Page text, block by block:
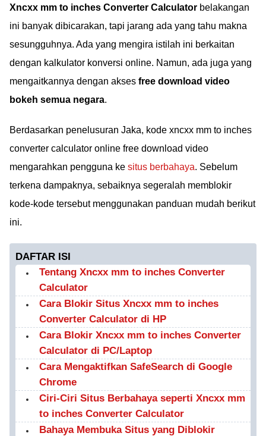
Xncxx mm to inches Converter Calculator belakangan
ini banyak dibicarakan, tapi jarang ada yang tahu makna
sesungguhnya. Ada yang mengira istilah ini berkaitan
dengan kalkulator konversi online. Namun, ada juga yang
mengaitkannya dengan akses free download video
bokeh semua negara.
Berdasarkan penelusuran Jaka, kode xncxx mm to inches
converter calculator online free download video
mengarahkan pengguna ke situs berbahaya. Sebelum
terkena dampaknya, sebaiknya segeralah memblokir
kode-kode tersebut menggunakan panduan mudah berikut
ini.
DAFTAR ISI
Tentang Xncxx mm to inches Converter
Calculator
Cara Blokir Situs Xncxx mm to inches
Converter Calculator di HP
Cara Blokir Xncxx mm to inches Converter
Calculator di PC/Laptop
Cara Mengaktifkan SafeSearch di Google
Chrome
Ciri-Ciri Situs Berbahaya seperti Xncxx mm
to inches Converter Calculator
Bahaya Membuka Situs yang Diblokir